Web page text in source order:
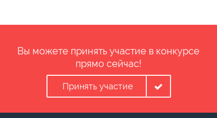
Вы можете принять участие в конкурсе
прямо сейчас!
Принять участие